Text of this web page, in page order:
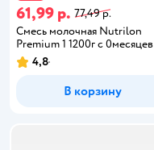
61,99 р. 77,49 р.
Смесь молочная Nutrilon
Premium 1 1200г с 0месяцев
4,8
В корзину